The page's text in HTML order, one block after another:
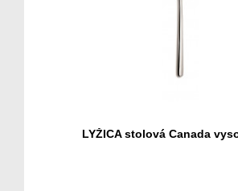
LYŽICA stolová Canada